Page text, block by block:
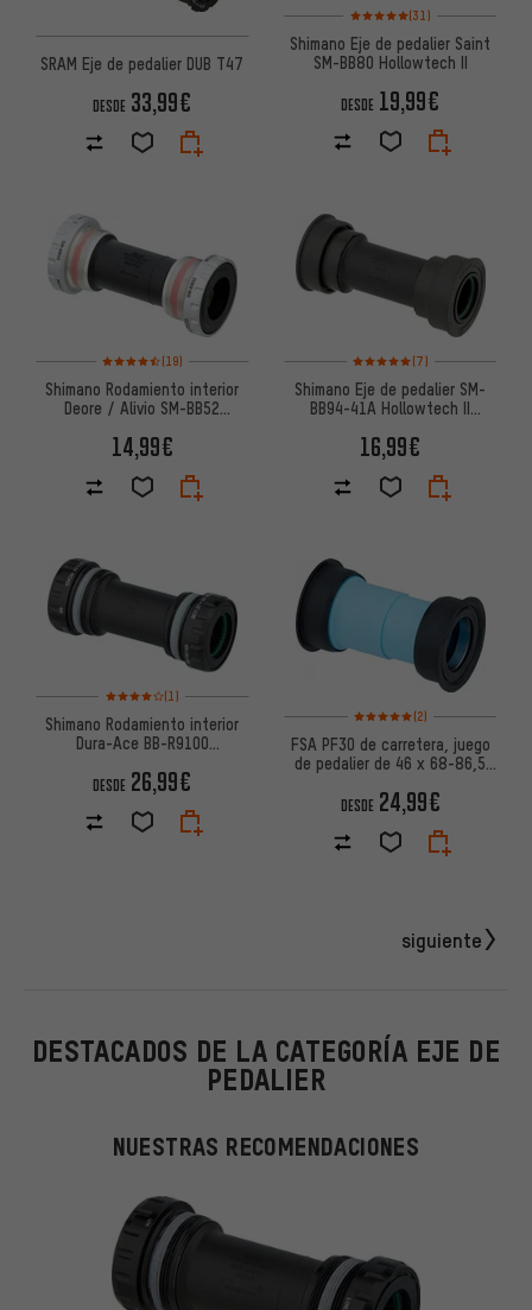
SRAM Eje de pedalier DUB T47
DESDE 33,99€
Valoración media: 5 de 5
(31)
Shimano Eje de pedalier Saint
SM-BB80 Hollowtech II
DESDE 19,99€
Valoración media: 4,5 de 5 basada en 19 reseñas
(19)
Shimano Rodamiento interior
Deore / Alivio SM-BB52
14,99€
Valoración media: 5 de 5
(7)
Shimano Eje de pedalier SM-
BB94-41A Hollowtech II
16,99€
Valoración media: 4 de 5 basada en 1 reseñas
(1)
Shimano Rodamiento interior
Dura-Ace BB-R9100
DESDE 26,99€
Valoración media: 5 de 5
(2)
FSA PF30 de carretera, juego
de pedalier de 46 x 68-86,5
DESDE 24,99€
siguiente
DESTACADOS DE LA CATEGORÍA EJE DE
PEDALIER
NUESTRAS RECOMENDACIONES